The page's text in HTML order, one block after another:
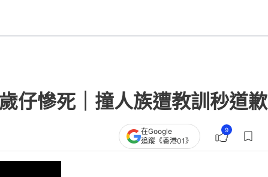
仔慘死｜撞人族遭教訓秒道歉
在Google
追蹤《香港01》
9